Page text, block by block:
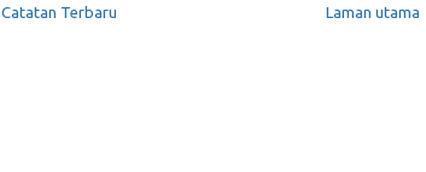
Catatan Terbaru Laman utama